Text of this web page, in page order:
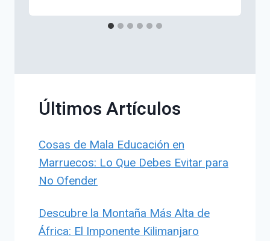
Últimos Artículos
Cosas de Mala Educación en
Marruecos: Lo Que Debes Evitar para
No Ofender
Descubre la Montaña Más Alta de
África: El Imponente Kilimanjaro